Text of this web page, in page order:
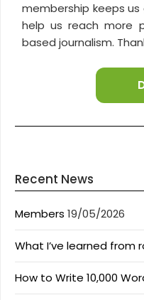
membership keeps
help us reach more
based journalism.
Recent News
Members 19/05/2026
What I’ve learned from
How to Write 10,000